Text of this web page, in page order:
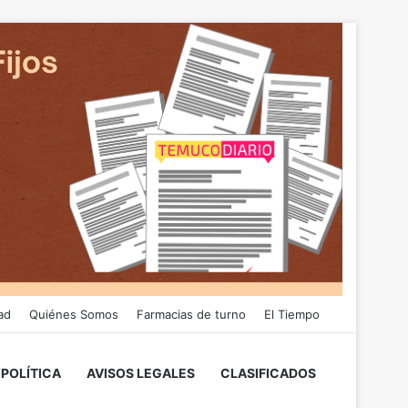
Quiénes Somos Farmacias de turno El Tiempo
POLÍTICA AVISOS LEGALES CLASIFICADOS